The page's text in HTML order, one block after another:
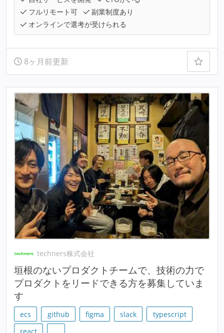
フルリモート可
副業制度あり
オンラインで選考が受けられる
8ヶ月前更新
techners株式会社
垣根のないプロダクトチームで、技術の力で
プロダクトをリードできる方を募集していま
す
ecs github figma slack
typescript